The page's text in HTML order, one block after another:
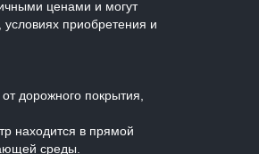
ценами и могут
приобретения и
дорожного покрытия,
находится в прямой
среды.